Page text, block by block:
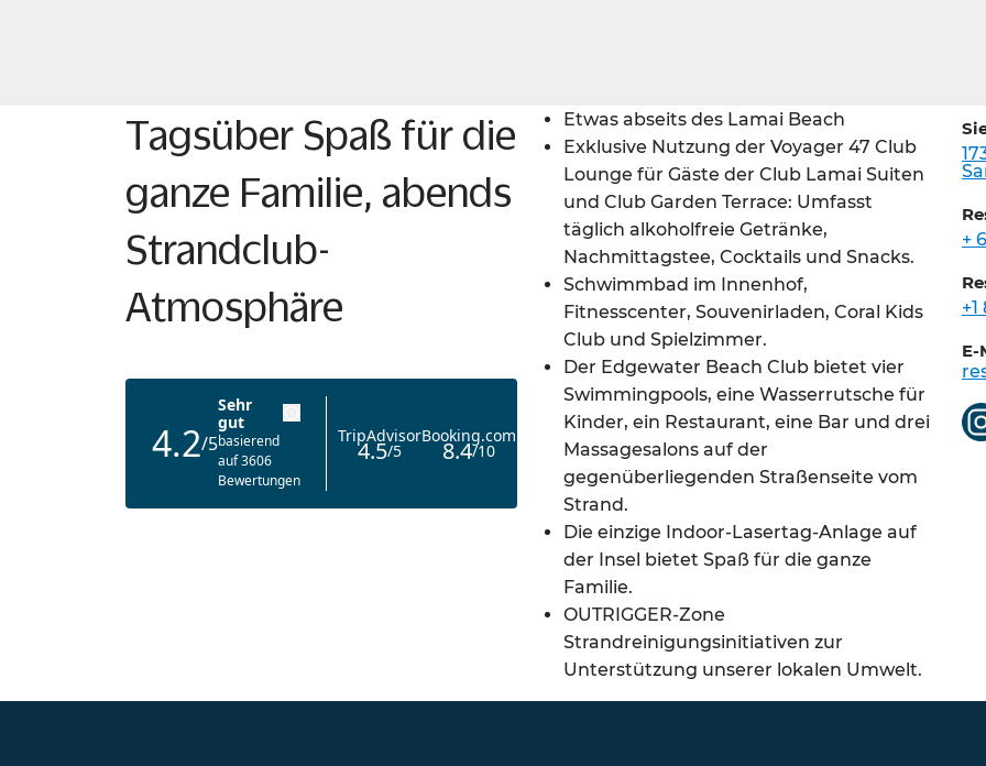
Tagsüber Spaß für die
ganze Familie, abends
Strandclub-
Atmosphäre
Etwas abseits des Lamai Beach
Exklusive Nutzung der Voyager 47 Club
Lounge für Gäste der Club Lamai Suiten
und Club Garden Terrace: Umfasst
täglich alkoholfreie Getränke,
Nachmittagstee, Cocktails und Snacks.
Schwimmbad im Innenhof,
Fitnesscenter, Souvenirladen, Coral Kids
Club und Spielzimmer.
Der Edgewater Beach Club bietet vier
Swimmingpools, eine Wasserrutsche für
Kinder, ein Restaurant, eine Bar und drei
Massagesalons auf der
gegenüberliegenden Straßenseite vom
Strand.
Die einzige Indoor-Lasertag-Anlage auf
der Insel bietet Spaß für die ganze
Familie.
OUTRIGGER-Zone
Strandreinigungsinitiativen zur
Unterstützung unserer lokalen Umwelt.
+
E-